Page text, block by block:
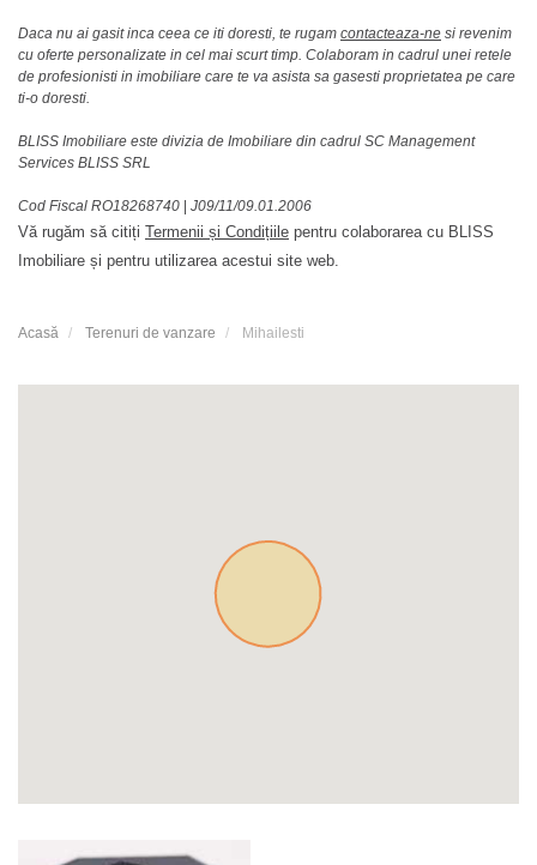
Daca nu ai gasit inca ceea ce iti doresti, te rugam contacteaza-ne si revenim
cu oferte personalizate in cel mai scurt timp. Colaboram in cadrul unei retele
de profesionisti in imobiliare care te va asista sa gasesti proprietatea pe care
ti-o doresti.
BLISS Imobiliare este divizia de Imobiliare din cadrul SC Management
Services BLISS SRL
Cod Fiscal RO18268740 | J09/11/09.01.2006
Vă rugăm să citiți Termenii și Condițiile pentru colaborarea cu BLISS
Imobiliare și pentru utilizarea acestui site web.
Acasă Terenuri de vanzare Mihailesti